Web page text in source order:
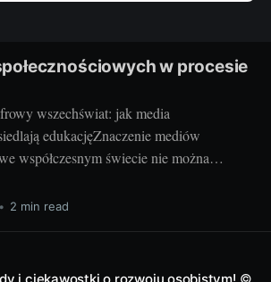
w procesie
wszechświat: jak media
edukacjęZnaczenie mediów
współczesnym świecie nie można
Instagram, Twitter, YouTube, LinkedIn i
się nieodłączną częścią codzienności
• 2 min read